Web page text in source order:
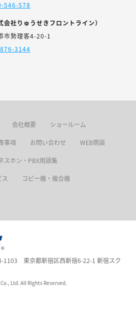
546-578
会社りゅうせきフロントライン）
市勢理客4-20-1
3144
会社概要 ショールーム
事項 お問い合わせ WEB商談
スホン・PBX用語集
コピー機・複合機
東京都新宿区西新宿6-22-1 新宿スク
Co., Ltd. All Rights Reserved.